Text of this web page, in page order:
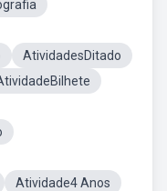
AtividadesDitado
Atividade4 Anos